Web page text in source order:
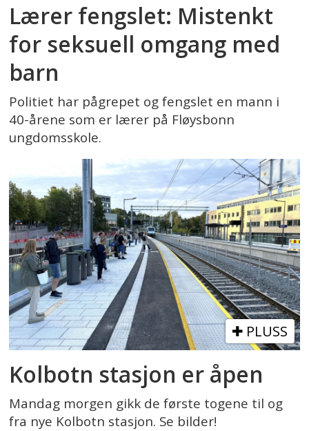
Lærer fengslet: Mistenkt
for seksuell omgang med
barn
Politiet har pågrepet og fengslet en mann i
40-årene som er lærer på Fløysbonn
ungdomsskole.
PLUSS
Kolbotn stasjon er åpen
Mandag morgen gikk de første togene til og
fra nye Kolbotn stasjon. Se bilder!